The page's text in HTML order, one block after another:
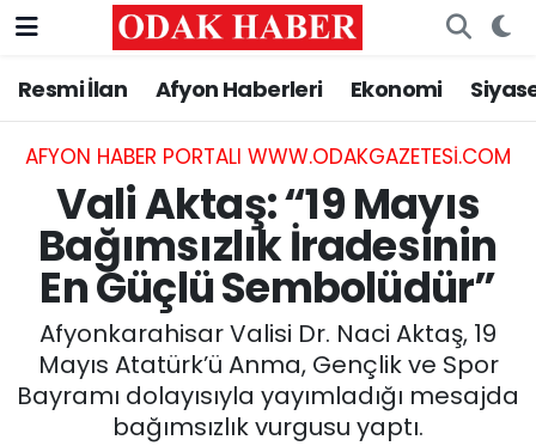
Resmi İlan Afyon Haberleri Ekonomi
AFYON HABER PORTALI WWW.ODAKGAZETESI.COM
Vali Aktaş: “19 Mayıs
Bağımsızlık İradesinin
En Güçlü Sembolüdür”
Afyonkarahisar Valisi Dr. Naci Aktaş, 19
Mayıs Atatürk’ü Anma, Gençlik ve Spor
Bayramı dolayısıyla yayımladığı mesajda
bağımsızlık vurgusu yaptı.
AFYONKARAHİSAR HABERLERİ
Resmi İlan
ASAYİŞ
GÜNCEL
SİYASET
EĞİTİM
Nöbetçi Eczaneler
Hava Durumu
Trafik Durumu
Süper Lig Puan Durumu ve Fikstür
Tüm Manşetler
Son Dakika Haberleri